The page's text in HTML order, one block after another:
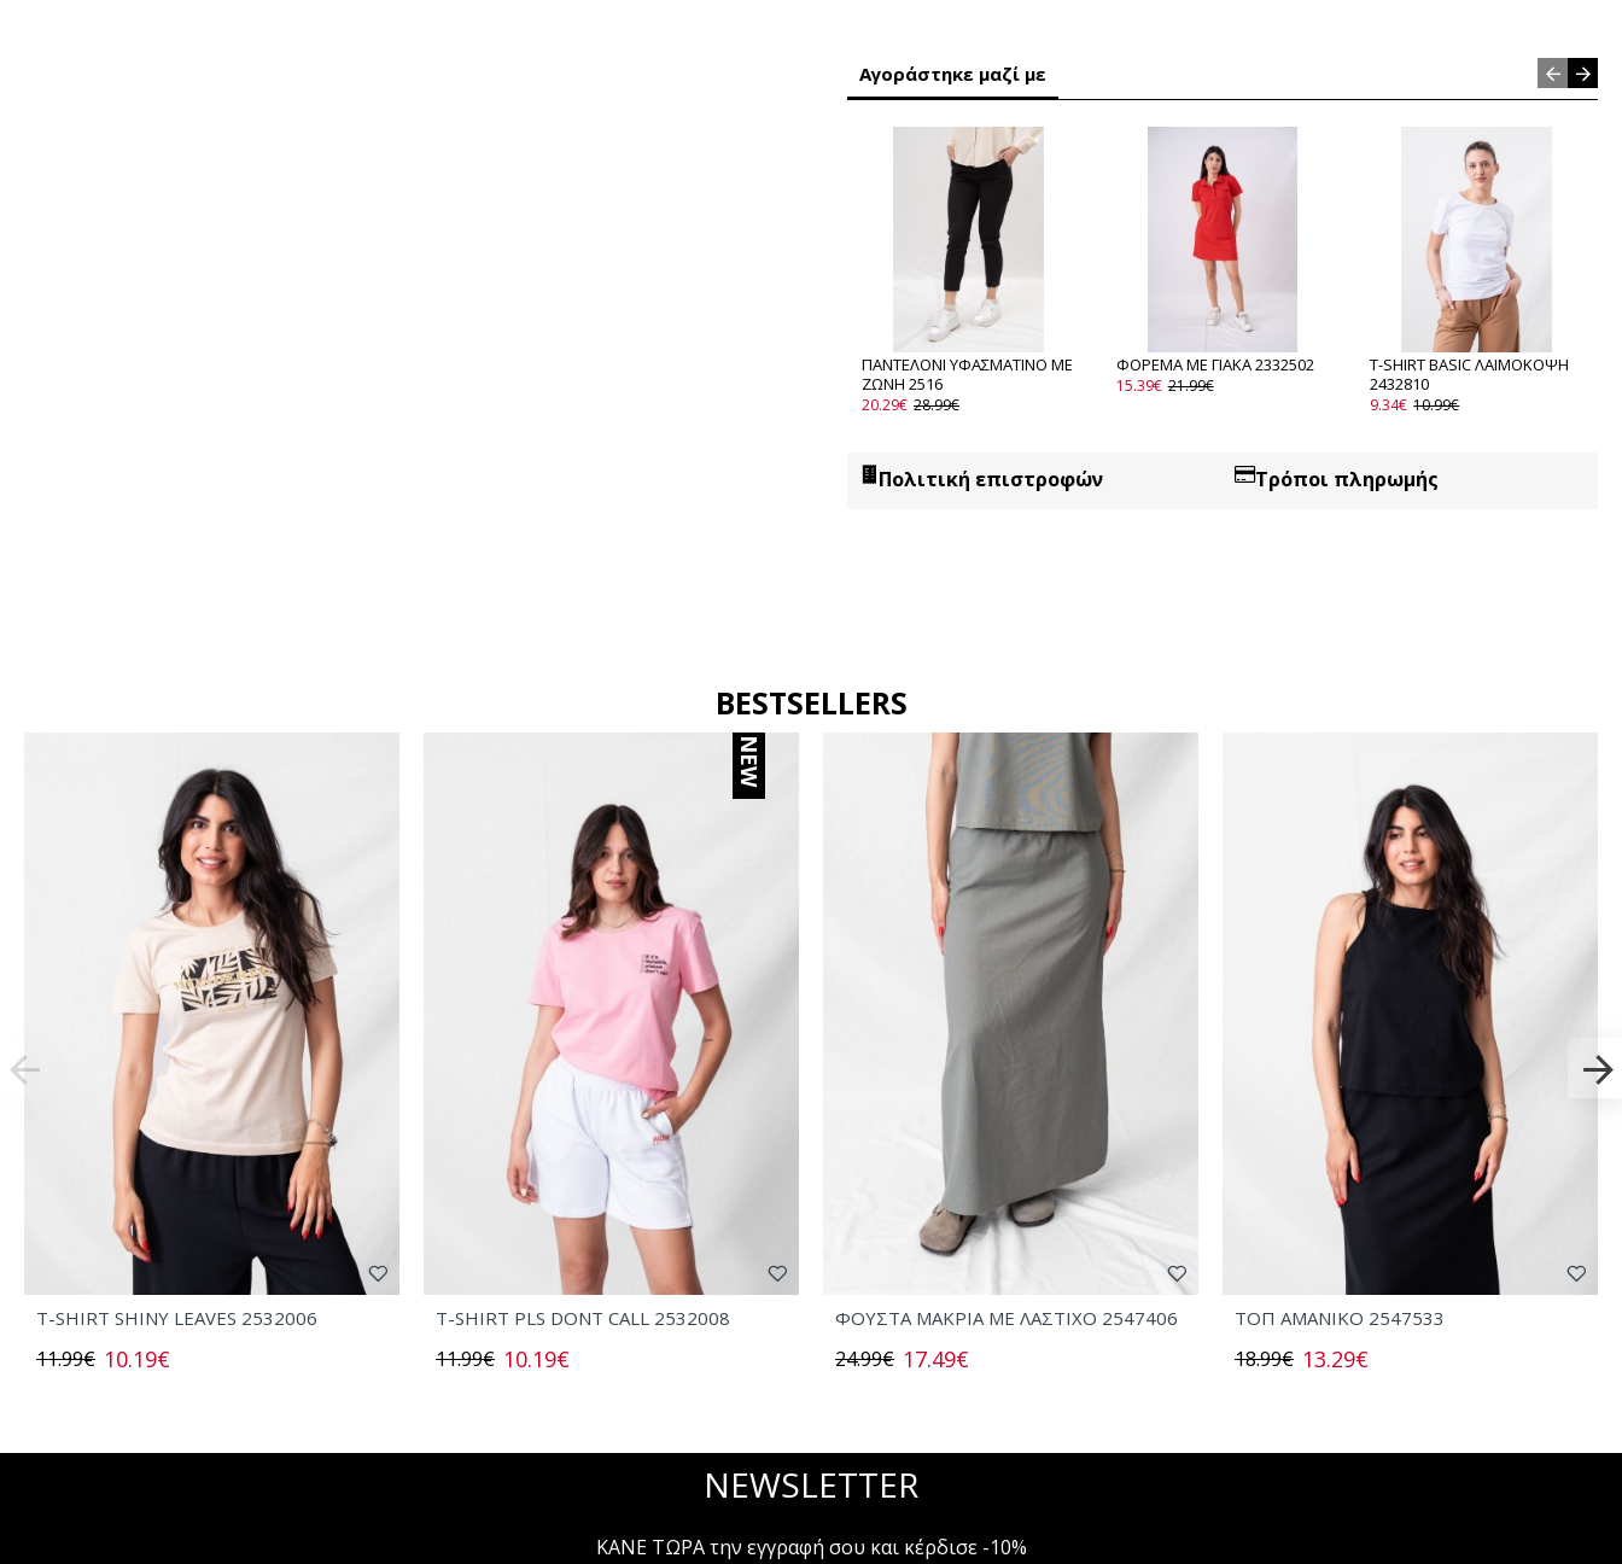
Πολιτική επιστροφών Τρόποι πληρωμής
Αγοράστηκε μαζί με
ΠΑΝΤΕΛΟΝΙ ΥΦΑΣΜΑΤΙΝΟ ΜΕ
ΖΩΝΗ 2516
20.29€ 28.99€
ΦΟΡΕΜΑ ΜΕ ΓΙΑΚΑ 2332502
15.39€ 21.99€
T-SHIRT BASIC ΛΑΙΜΟΚΟΨΗ
2432810
9.34€ 10.99€
BESTSELLERS
T-SHIRT SHINY LEAVES 2532006
10.19€
11.99€
NEW
T-SHIRT PLS DONT CALL 2532008
10.19€
11.99€
ΦΟΥΣΤΑ ΜΑΚΡΙΑ ΜΕ ΛΑΣΤΙΧΟ 2547406
17.49€
24.99€
ΤΟΠ AMANIKO 2547533
13.29€
18.99€
NEWSLETTER
ΚΑΝΕ ΤΩΡΑ την εγγραφή σου και κέρδισε -10%